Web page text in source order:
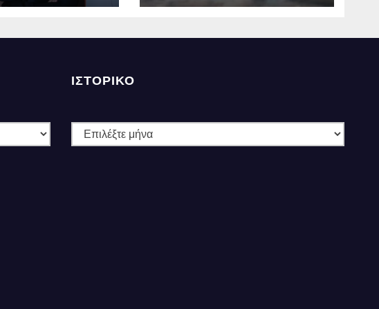
την Πέμπτη
ΙΣΤΟΡΙΚΌ
Ιστορικό